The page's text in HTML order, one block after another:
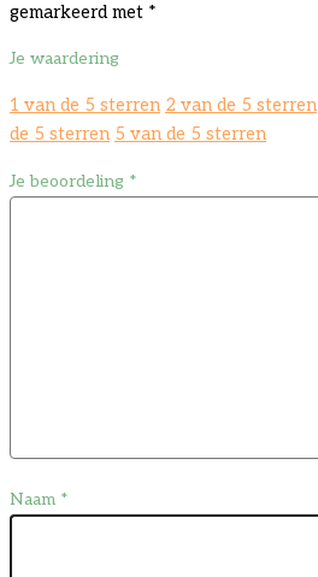
gemarkeerd met *
Je waardering
1 van de 5 sterren 2 van de 5 sterren
de 5 sterren 5 van de 5 sterren
Je beoordeling *
Naam *